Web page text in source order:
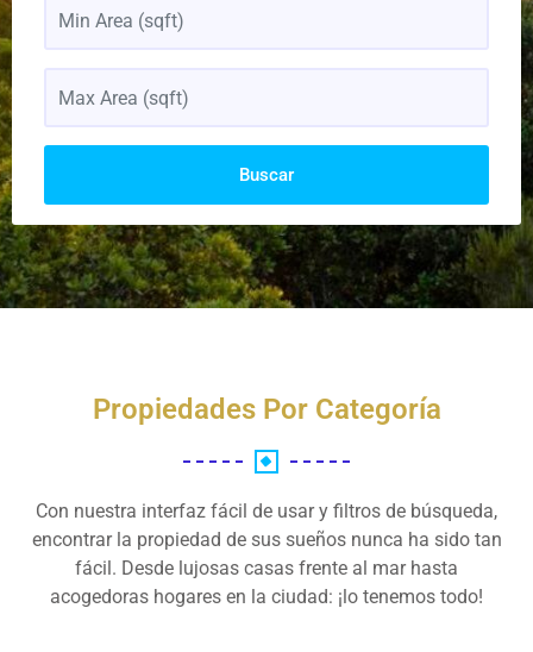
Buscar
Propiedades Por Categoría
Con nuestra interfaz fácil de usar y filtros de búsqueda,
encontrar la propiedad de sus sueños nunca ha sido tan
fácil. Desde lujosas casas frente al mar hasta
acogedoras hogares en la ciudad: ¡lo tenemos todo!